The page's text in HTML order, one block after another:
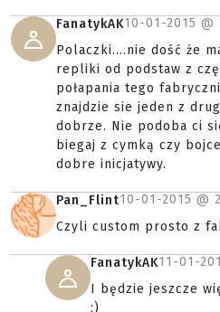
FanatykAK10-01-2015 @
Polaczki....nie dość że
repliki od podstaw z
połapania tego
znajdzie sie jeden z
dobrze. Nie podoba ci
biegaj z cymką czy
dobre inicjatywy.
Pan_Flint10-01-2015 @
Czyli custom prosto z
FanatykAK11-01-
I będzie jeszcze
;)